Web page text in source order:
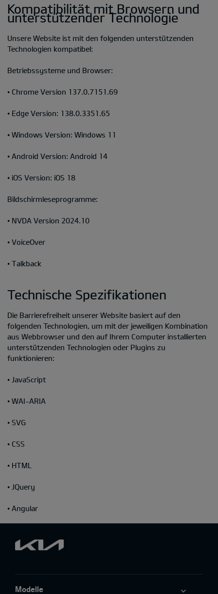
Kompatibilität mit Browsern und
unterstützender Technologie
Unsere Website ist mit den folgenden unterstützenden
Technologien kompatibel:
Betriebssysteme und Browser:
• Chrome Version 137.0.7151.69
• Edge Version: 138.0.3351.65
• Windows Version: Windows 11
• Android Version: Android 14
• iOS Version: iOS 18
Bildschirmleseprogramme:
• NVDA Version 2024.10
• VoiceOver
• Talkback
Technische Spezifikationen
Die Barrierefreiheit unserer Website basiert auf den
folgenden Technologien, um mit der jeweiligen Kombination
aus Webbrowser und den auf Ihrem Computer installierten
unterstützenden Technologien oder Plugins zu
funktionieren:
• JavaScript
• WAI-ARIA
• SVG
• CSS
• HTML
• JQuery
• Angular
Modelle